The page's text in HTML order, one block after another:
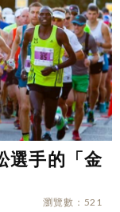
選手的「金
瀏覽數 521